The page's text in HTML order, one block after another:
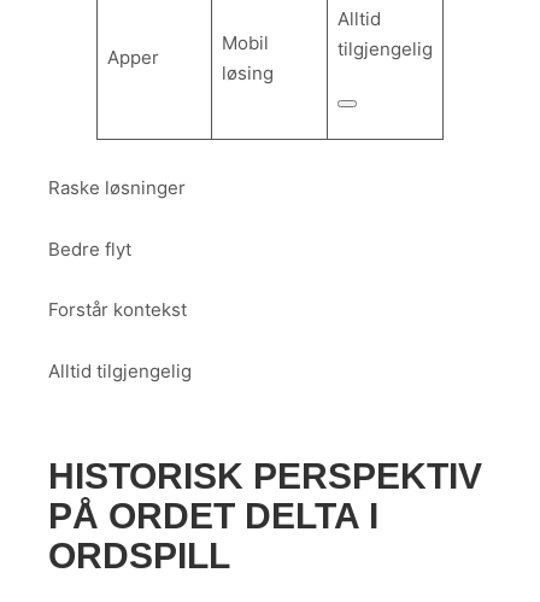
Apper
Mobil
løsing
Alltid
tilgjengelig
Raske løsninger
Bedre flyt
Forstår kontekst
Alltid tilgjengelig
HISTORISK PERSPEKTIV
PÅ ORDET DELTA I
ORDSPILL